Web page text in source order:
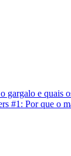
gargalo e quais
#1: Por que o